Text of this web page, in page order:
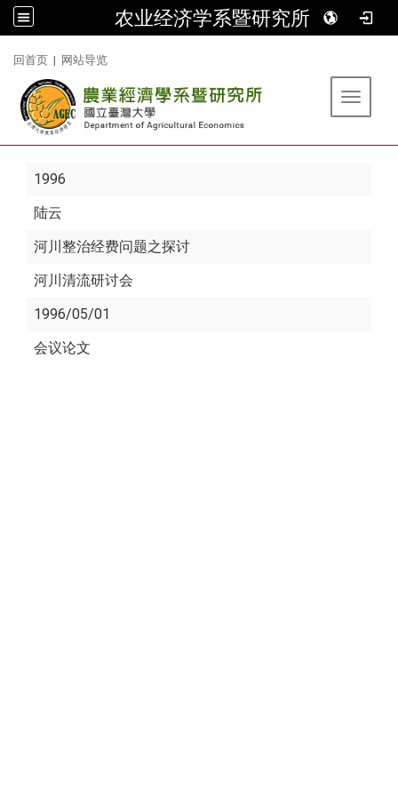
农业经济学系暨研究所
回首页 | 网站导览
Toggle
1996
陆云
河川整治经费问题之探讨
河川清流研讨会
1996/05/01
会议论文